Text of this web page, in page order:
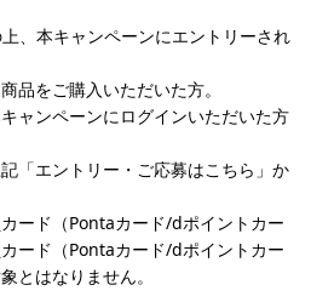
、本キャンペーンにエントリーされ
品をご購入いただいた方。
ャンペーンにログインいただいた方
「エントリー・ご応募はこちら」か
ード（Pontaカード/dポイントカー
ード（Pontaカード/dポイントカー
とはなりません。